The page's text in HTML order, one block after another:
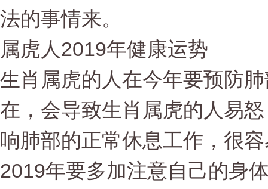
法的事情来。
属虎人2019年健康运势
生肖属虎的人在今年要预防
在，会导致生肖属虎的人易
响肺部的正常休息工作，很
2019年要多加注意自己的身